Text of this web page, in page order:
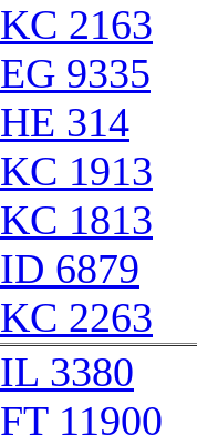
KC 2163
EG 9335
HE 314
KC 1913
KC 1813
ID 6879
KC 2263
IL 3380
FT 11900